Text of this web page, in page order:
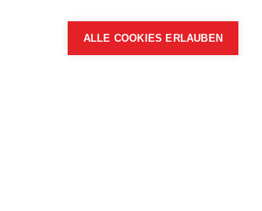
ALLE COOKIES ERLAUBEN